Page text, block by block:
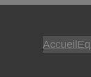
Accueil